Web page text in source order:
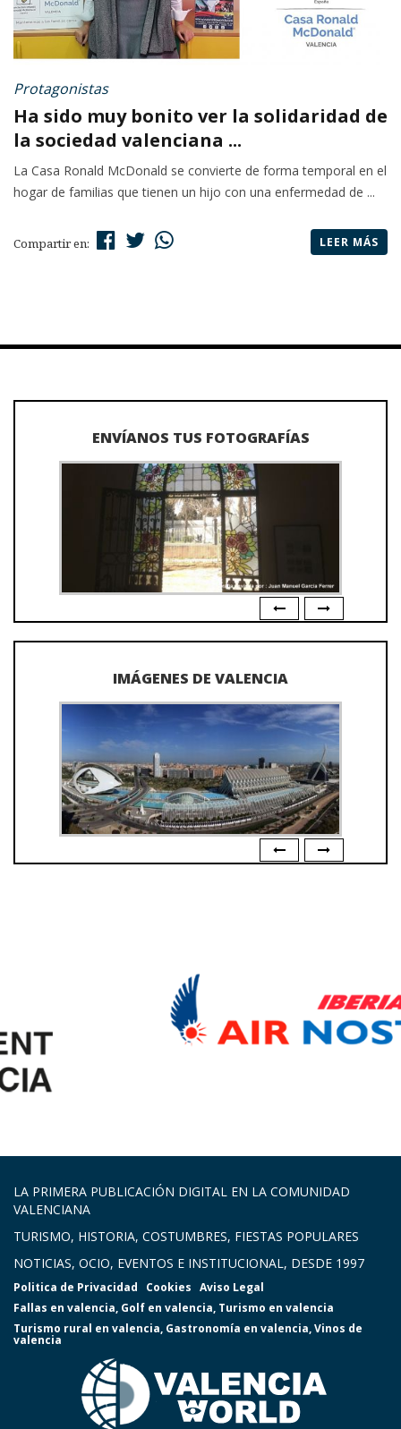
Protagonistas
Ha sido muy bonito ver la solidaridad de
la sociedad valenciana ...
La Casa Ronald McDonald se convierte de forma temporal en el
hogar de familias que tienen un hijo con una enfermedad de ...
Compartir en: LEER MÁS
ENVÍANOS TUS FOTOGRAFÍAS
IMÁGENES DE VALENCIA
LA PRIMERA PUBLICACIÓN DIGITAL EN LA COMUNIDAD
VALENCIANA
TURISMO, HISTORIA, COSTUMBRES, FIESTAS POPULARES
NOTICIAS, OCIO, EVENTOS E INSTITUCIONAL, DESDE 1997
Politica de Privacidad Cookies Aviso Legal
Fallas en valencia, Golf en valencia, Turismo en valencia
Turismo rural en valencia, Gastronomía en valencia,Vinos de
valencia